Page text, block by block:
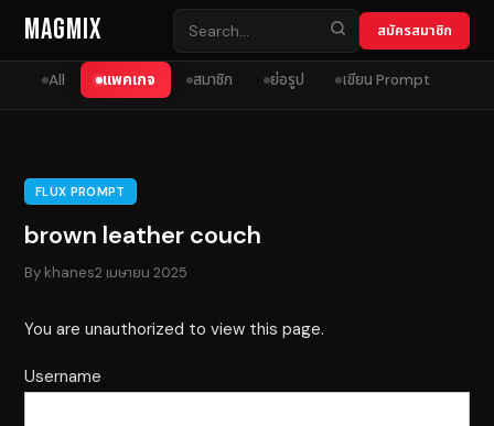
Skip to content
MagMix สมัครสมาชิก
All แพคเกจ สมาชิก ย่อรูป เขียน Prompt
FLUX PROMPT
brown leather couch
By khanes2 เมษายน 2025
You are unauthorized to view this page.
Username